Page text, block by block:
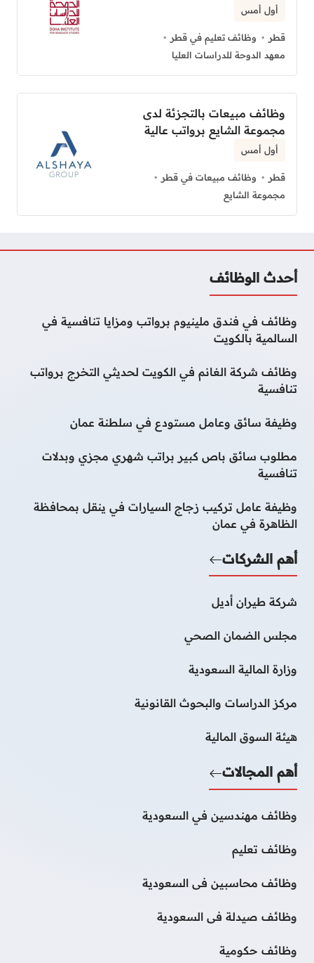
أول أمس
قطر
وظائف تعليم في قطر
معهد الدوحة للدراسات العليا
وظائف مبيعات بالتجزئة لدى
مجموعة الشايع برواتب عالية
أول أمس
قطر
وظائف مبيعات في قطر
مجموعة الشايع
أحدث الوظائف
وظائف في فندق ملينيوم برواتب ومزايا تنافسية في
السالمية بالكويت
وظائف شركة الغانم في الكويت لحديثي التخرج برواتب
تنافسية
وظيفة سائق وعامل مستودع في سلطنة عمان
مطلوب سائق باص كبير براتب شهري مجزي وبدلات
تنافسية
وظيفة عامل تركيب زجاج السيارات في ينقل بمحافظة
الظاهرة في عمان
أهم الشركات
شركة طيران أديل
مجلس الضمان الصحي
وزارة المالية السعودية
مركز الدراسات والبحوث القانونية
هيئة السوق المالية
أهم المجالات
وظائف مهندسين في السعودية
وظائف تعليم
وظائف محاسبين فى السعودية
وظائف صيدلة فى السعودية
وظائف حكومية